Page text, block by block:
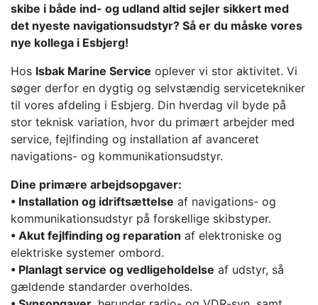
skibe i både ind- og udland altid sejler sikkert med
det nyeste navigationsudstyr? Så er du måske vores
nye kollega i Esbjerg!
Hos Isbak Marine Service oplever vi stor aktivitet. Vi
søger derfor en dygtig og selvstændig servicetekniker
til vores afdeling i Esbjerg. Din hverdag vil byde på
stor teknisk variation, hvor du primært arbejder med
service, fejlfinding og installation af avanceret
navigations- og kommunikationsudstyr.
Dine primære arbejdsopgaver:
• Installation og idriftsættelse af navigations- og
kommunikationsudstyr på forskellige skibstyper.
• Akut fejlfinding og reparation af elektroniske og
elektriske systemer ombord.
• Planlagt service og vedligeholdelse af udstyr, så
gældende standarder overholdes.